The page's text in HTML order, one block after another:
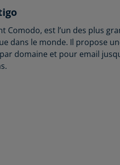
Comodo, est l’un des plus
dans le monde. Il propose
domaine et pour email